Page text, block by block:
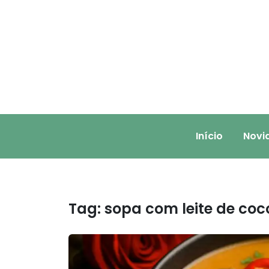
Início
Tag: sopa com leite de